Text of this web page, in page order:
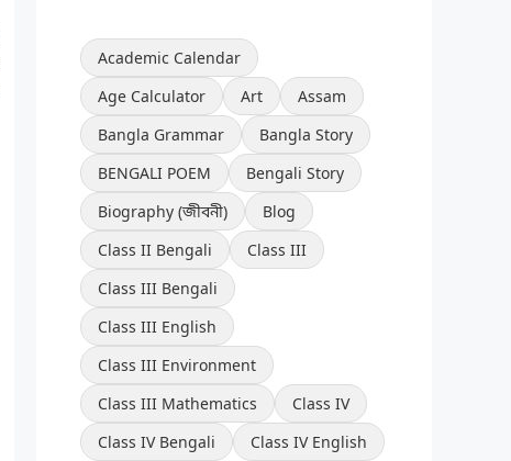
Academic Calendar
Age Calculator
Art
Assam
Bangla Grammar
Bangla Story
BENGALI POEM
Bengali Story
Biography (জীবনী)
Blog
Class II Bengali
Class III
Class III Bengali
Class III English
Class III Environment
Class III Mathematics
Class IV
Class IV Bengali
Class IV English